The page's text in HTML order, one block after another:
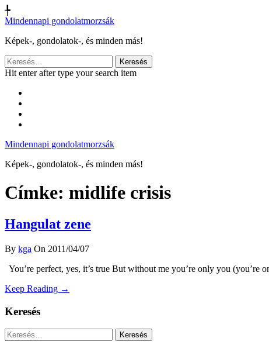
╄
Mindennapi gondolatmorzsák
Képek-, gondolatok-, és minden más!
Keresés:
Hit enter after type your search item
Mindennapi gondolatmorzsák
Képek-, gondolatok-, és minden más!
Címke: midlife crisis
Hangulat zene
By kga On 2011/04/07
You’re perfect, yes, it’s true But without me you’re only you (you’re
Keep Reading →
Keresés
Keresés: